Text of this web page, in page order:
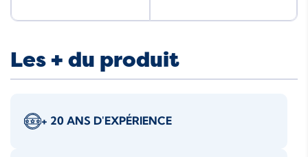
Les + du produit
+ 20 ANS D'EXPÉRIENCE